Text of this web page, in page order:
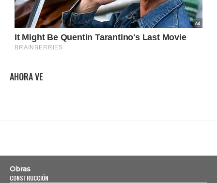
AHORA VE
Obras
CONSTRUCCIÓN